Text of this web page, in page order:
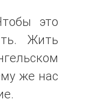
это
Жить
же нас